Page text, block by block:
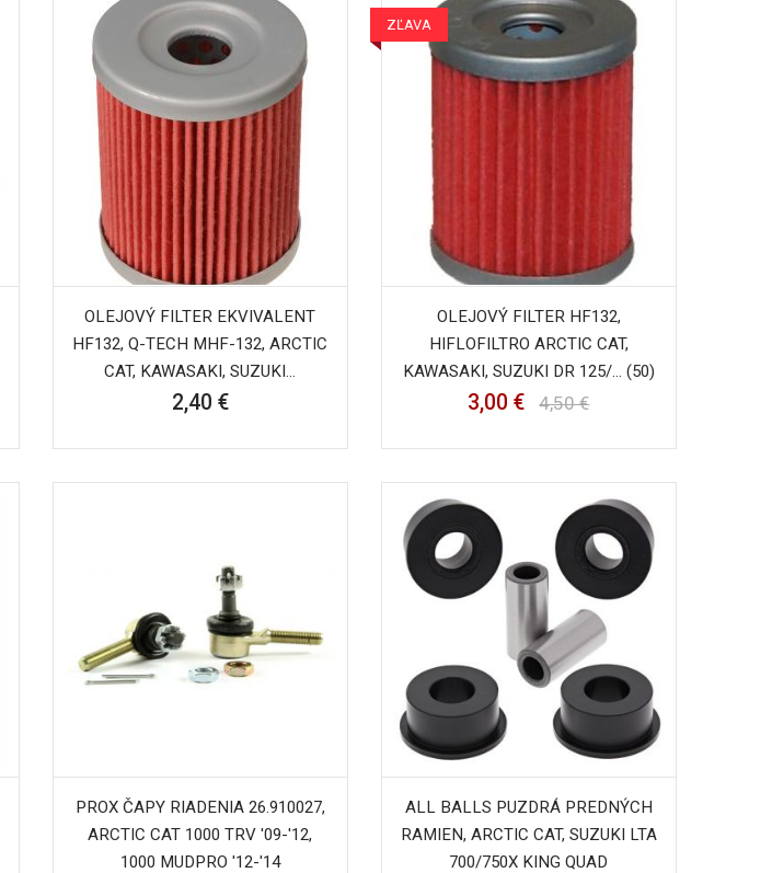
OLEJOVÝ FILTER EKVIVALENT
HF132, Q-TECH MHF-132, ARCTIC
CAT, KAWASAKI, SUZUKI...
2,40 €
ZĽAVA
OLEJOVÝ FILTER HF132,
HIFLOFILTRO ARCTIC CAT,
KAWASAKI, SUZUKI DR 125/... (50)
3,00 € 4,50 €
PROX ČAPY RIADENIA 26.910027,
ARCTIC CAT 1000 TRV '09-'12,
1000 MUDPRO '12-'14
ALL BALLS PUZDRÁ PREDNÝCH
RAMIEN, ARCTIC CAT, SUZUKI LTA
700/750X KING QUAD